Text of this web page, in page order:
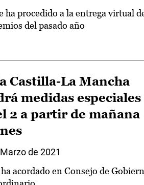
ha procedido a la entrega virtual
del pasado año
Castilla-La Mancha
medidas especiales
2 a partir de mañana
de 2021
acordado en Consejo de